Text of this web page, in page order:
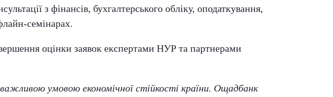
з фінансів, бухгалтерського обліку, оподаткування,
семінарах.
оцінки заявок експертами НУР та партнерами
умовою економічної стійкості країни. Ощадбанк